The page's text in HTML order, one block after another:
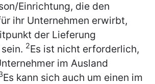
Einrichtung, die den
ihr Unternehmen erwirbt,
der Lieferung
2Es ist nicht erforderlich,
im Ausland
Es kann sich auch um einen im